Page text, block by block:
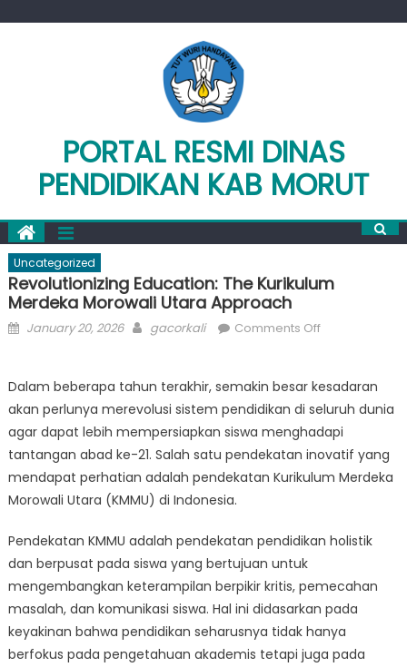
PORTAL RESMI DINAS
PENDIDIKAN KAB MORUT
Uncategorized
Revolutionizing Education: The Kurikulum
Merdeka Morowali Utara Approach
Posted
January 20, 2026 Author
gacorkali Comments Offon
The
Kurikulum
Merdeka
Morowali
Utara
Dalam beberapa tahun terakhir, semakin besar kesadaran
akan perlunya merevolusi sistem pendidikan di seluruh dunia
agar dapat lebih mempersiapkan siswa menghadapi
tantangan abad ke-21. Salah satu pendekatan inovatif yang
mendapat perhatian adalah pendekatan Kurikulum Merdeka
Morowali Utara (KMMU) di Indonesia.
Pendekatan KMMU adalah pendekatan pendidikan holistik
dan berpusat pada siswa yang bertujuan untuk
mengembangkan keterampilan berpikir kritis, pemecahan
masalah, dan komunikasi siswa. Hal ini didasarkan pada
keyakinan bahwa pendidikan seharusnya tidak hanya
berfokus pada pengetahuan akademis tetapi juga pada